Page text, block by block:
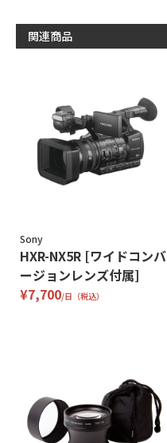
関連商品
Sony
HXR-NX5R [ワイドコンバ
ージョンレンズ付属]
¥7,700/日（税込）